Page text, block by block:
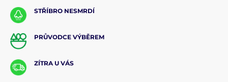
STŘÍBRO NESMRDÍ
PRŮVODCE VÝBĚREM
ZÍTRA U VÁS